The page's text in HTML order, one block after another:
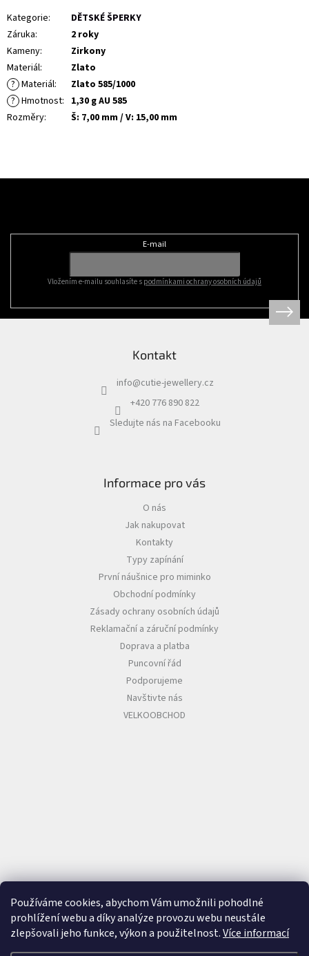
Používáme cookies, abychom Vám umožnili pohodlné
prohlížení webu a díky analýze provozu webu neustále
zlepšovali jeho funkce, výkon a použitelnost.Více informací
Kategorie:
DĚTSKÉ ŠPERKY
Záruka:
2 roky
Kameny:
Zirkony
Materiál:
Zlato
? Materiál:
Zlato 585/1000
? Hmotnost: 1,30 g AU 585
Rozměry: Š: 7,00 mm / V: 15,00 mm
E-mail
Vložením e-mailu souhlasíte s podmínkami ochrany osobních údajů
Kontakt
info@cutie-jewellery.cz
+420 776 890 822
Sledujte nás na Facebooku
Informace pro vás
O nás
Jak nakupovat
Kontakty
Typy zapínání
První náušnice pro miminko
Obchodní podmínky
Zásady ochrany osobních údajů
Reklamační a záruční podmínky
Doprava a platba
Puncovní řád
Podporujeme
Navštivte nás
VELKOOBCHOD